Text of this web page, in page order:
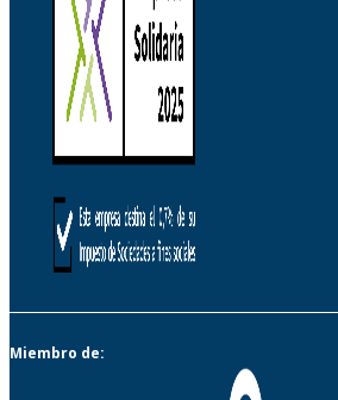
Miembro de: